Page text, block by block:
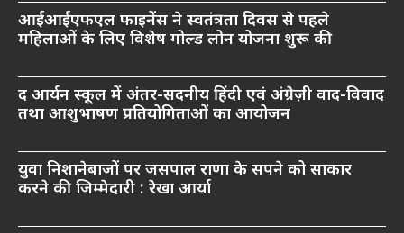
आईआईएफएल फाइनेंस ने स्वतंत्रता दिवस से पहले
महिलाओं के लिए विशेष गोल्ड लोन योजना शुरू की
द आर्यन स्कूल में अंतर-सदनीय हिंदी एवं अंग्रेज़ी वाद-विवाद
तथा आशुभाषण प्रतियोगिताओं का आयोजन
युवा निशानेबाजों पर जसपाल राणा के सपने को साकार
करने की जिम्मेदारी : रेखा आर्या